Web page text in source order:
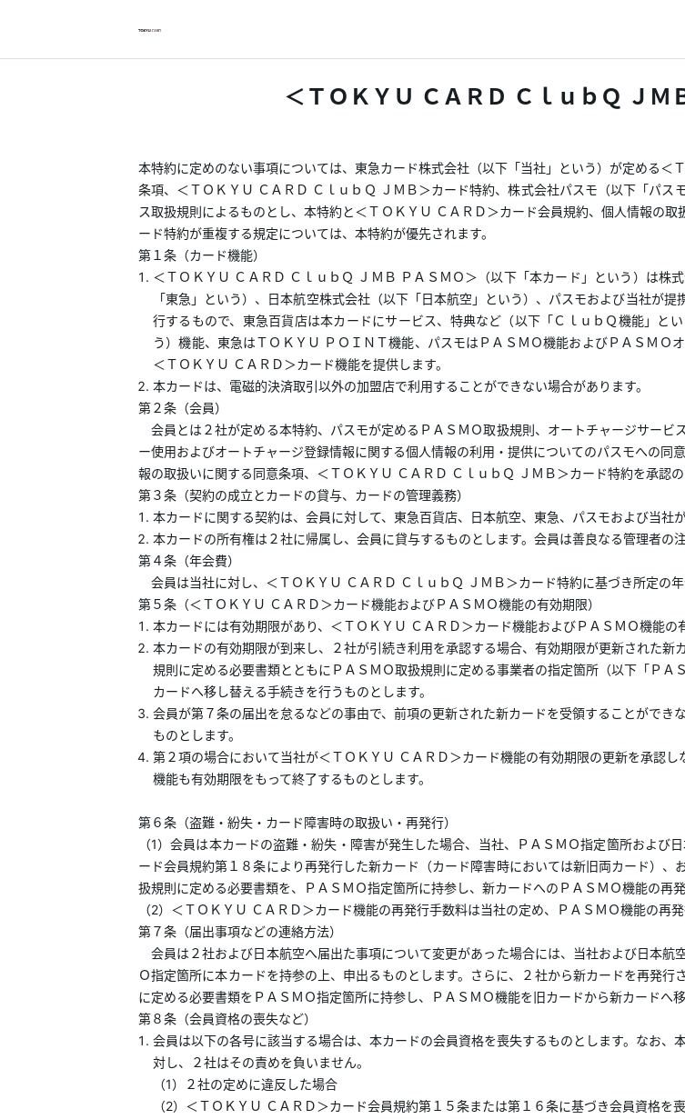
お支払い明細を確認したい方は
クレジットサービスへログインが必要です
ログイン・登録
トップ
カードをつくる
TOKYU POINTについて
あんしんサポート
キャンペーン
よくあるご質問・お問合せ
サイト内検索
＜ＴＯＫＹＵ ＣＡＲＤ ＣｌｕｂＱ ＪＭ
本特約に定めのない事項については、東急カード株式会社（以下「当社」という）が定める
条項、＜ＴＯＫＹＵ ＣＡＲＤ ＣｌｕｂＱ ＪＭＢ＞カード特約、株式会社パスモ（以下「パ
ス取扱規則によるものとし、本特約と＜ＴＯＫＹＵ ＣＡＲＤ＞カード会員規約、個人情報の
ード特約が重複する規定については、本特約が優先されます。
第１条（カード機能）
＜ＴＯＫＹＵ ＣＡＲＤ ＣｌｕｂＱ ＪＭＢ ＰＡＳＭＯ＞（以下「本カード」という）は株
「東急」という）、日本航空株式会社（以下「日本航空」という）、パスモおよび当社が
行するもので、東急百貨店は本カードにサービス、特典など（以下「ＣｌｕｂＱ機能」と
う）機能、東急はＴＯＫＹＵ ＰＯＩＮＴ機能、パスモはＰＡＳＭＯ機能およびＰＡＳＭＯ
＜ＴＯＫＹＵ ＣＡＲＤ＞カード機能を提供します。
本カードは、電磁的決済取引以外の加盟店で利用することができない場合があります。
第２条（会員）
会員とは２社が定める本特約、パスモが定めるＰＡＳＭＯ取扱規則、オートチャージサービ
ー使用およびオートチャージ登録情報に関する個人情報の利用・提供についてのパスモへの
報の取扱いに関する同意条項、＜ＴＯＫＹＵ ＣＡＲＤ ＣｌｕｂＱ ＪＭＢ＞カード特約を承認
第３条（契約の成立とカードの貸与、カードの管理義務）
本カードに関する契約は、会員に対して、東急百貨店、日本航空、東急、パスモおよび当社
本カードの所有権は２社に帰属し、会員に貸与するものとします。会員は善良なる管理者の
第４条（年会費）
会員は当社に対し、＜ＴＯＫＹＵ ＣＡＲＤ ＣｌｕｂＱ ＪＭＢ＞カード特約に基づき所定の年
第５条（＜ＴＯＫＹＵ ＣＡＲＤ＞カード機能およびＰＡＳＭＯ機能の有効期限）
本カードには有効期限があり、＜ＴＯＫＹＵ ＣＡＲＤ＞カード機能およびＰＡＳＭＯ機能の
本カードの有効期限が到来し、２社が引続き利用を承認する場合、有効期限が更新された
規則に定める必要書類とともにＰＡＳＭＯ取扱規則に定める事業者の指定箇所（以下「Ｐ
カードへ移し替える手続きを行うものとします。
会員が第７条の届出を怠るなどの事由で、前項の更新された新カードを受領することがで
ものとします。
第２項の場合において当社が＜ＴＯＫＹＵ ＣＡＲＤ＞カード機能の有効期限の更新を承認
機能も有効期限をもって終了するものとします。
第６条（盗難・紛失・カード障害時の取扱い・再発行）
（1）会員は本カードの盗難・紛失・障害が発生した場合、当社、ＰＡＳＭＯ指定箇所およ
ード会員規約第１８条により再発行した新カード（カード障害時においては新旧両カード）
扱規則に定める必要書類を、ＰＡＳＭＯ指定箇所に持参し、新カードへのＰＡＳＭＯ機能の再
（2）＜ＴＯＫＹＵ ＣＡＲＤ＞カード機能の再発行手数料は当社の定め、ＰＡＳＭＯ機能の再
第７条（届出事項などの連絡方法）
会員は２社および日本航空へ届出た事項について変更があった場合には、当社および日本航
Ｏ指定箇所に本カードを持参の上、申出るものとします。さらに、２社から新カードを再発
に定める必要書類をＰＡＳＭＯ指定箇所に持参し、ＰＡＳＭＯ機能を旧カードから新カードへ
第８条（会員資格の喪失など）
会員は以下の各号に該当する場合は、本カードの会員資格を喪失するものとします。なお
対し、２社はその責めを負いません。
（1）２社の定めに違反した場合
（2）＜ＴＯＫＹＵ ＣＡＲＤ＞カード会員規約第１５条または第１６条に基づき会員資格を